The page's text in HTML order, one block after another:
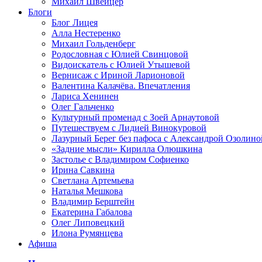
Блоги
Блог Лицея
Алла Нестеренко
Михаил Гольденберг
Родословная с Юлией Свинцовой
Видоискатель с Юлией Утышевой
Вернисаж с Ириной Ларионовой
Валентина Калачёва. Впечатления
Лариса Хенинен
Олег Гальченко
Культурный променад с Зоей Арнаутовой
Путешествуем с Лидией Винокуровой
Лазурный Берег без пафоса с Александрой
«Задние мысли» Кирилла Олюшкина
Застолье с Владимиром Софиенко
Ирина Савкина
Светлана Артемьева
Наталья Мешкова
Владимир Берштейн
Екатерина Габалова
Олег Липовецкий
Илона Румянцева
Афиша